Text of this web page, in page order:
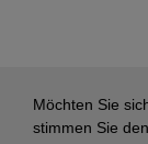
Möchten Sie
stimmen Sie